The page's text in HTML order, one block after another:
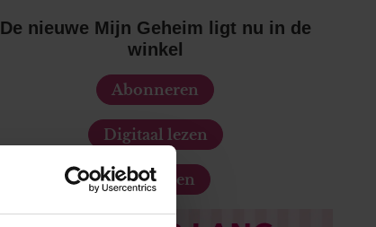
De nieuwe Mijn Geheim ligt nu in de
winkel
Abonneren
Digitaal lezen
Los kopen